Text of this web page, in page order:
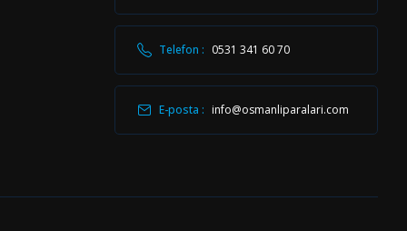
Telefon : 0531 341 60 70
E-posta : info@osmanliparalari.com